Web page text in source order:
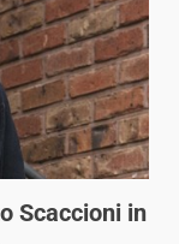
Scaccioni in